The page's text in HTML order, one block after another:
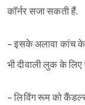
कॉर्नर सजा सकती हैं.
- इसके अलावा कांच
भी दीवाली लुक के
- लिविंग रूम को